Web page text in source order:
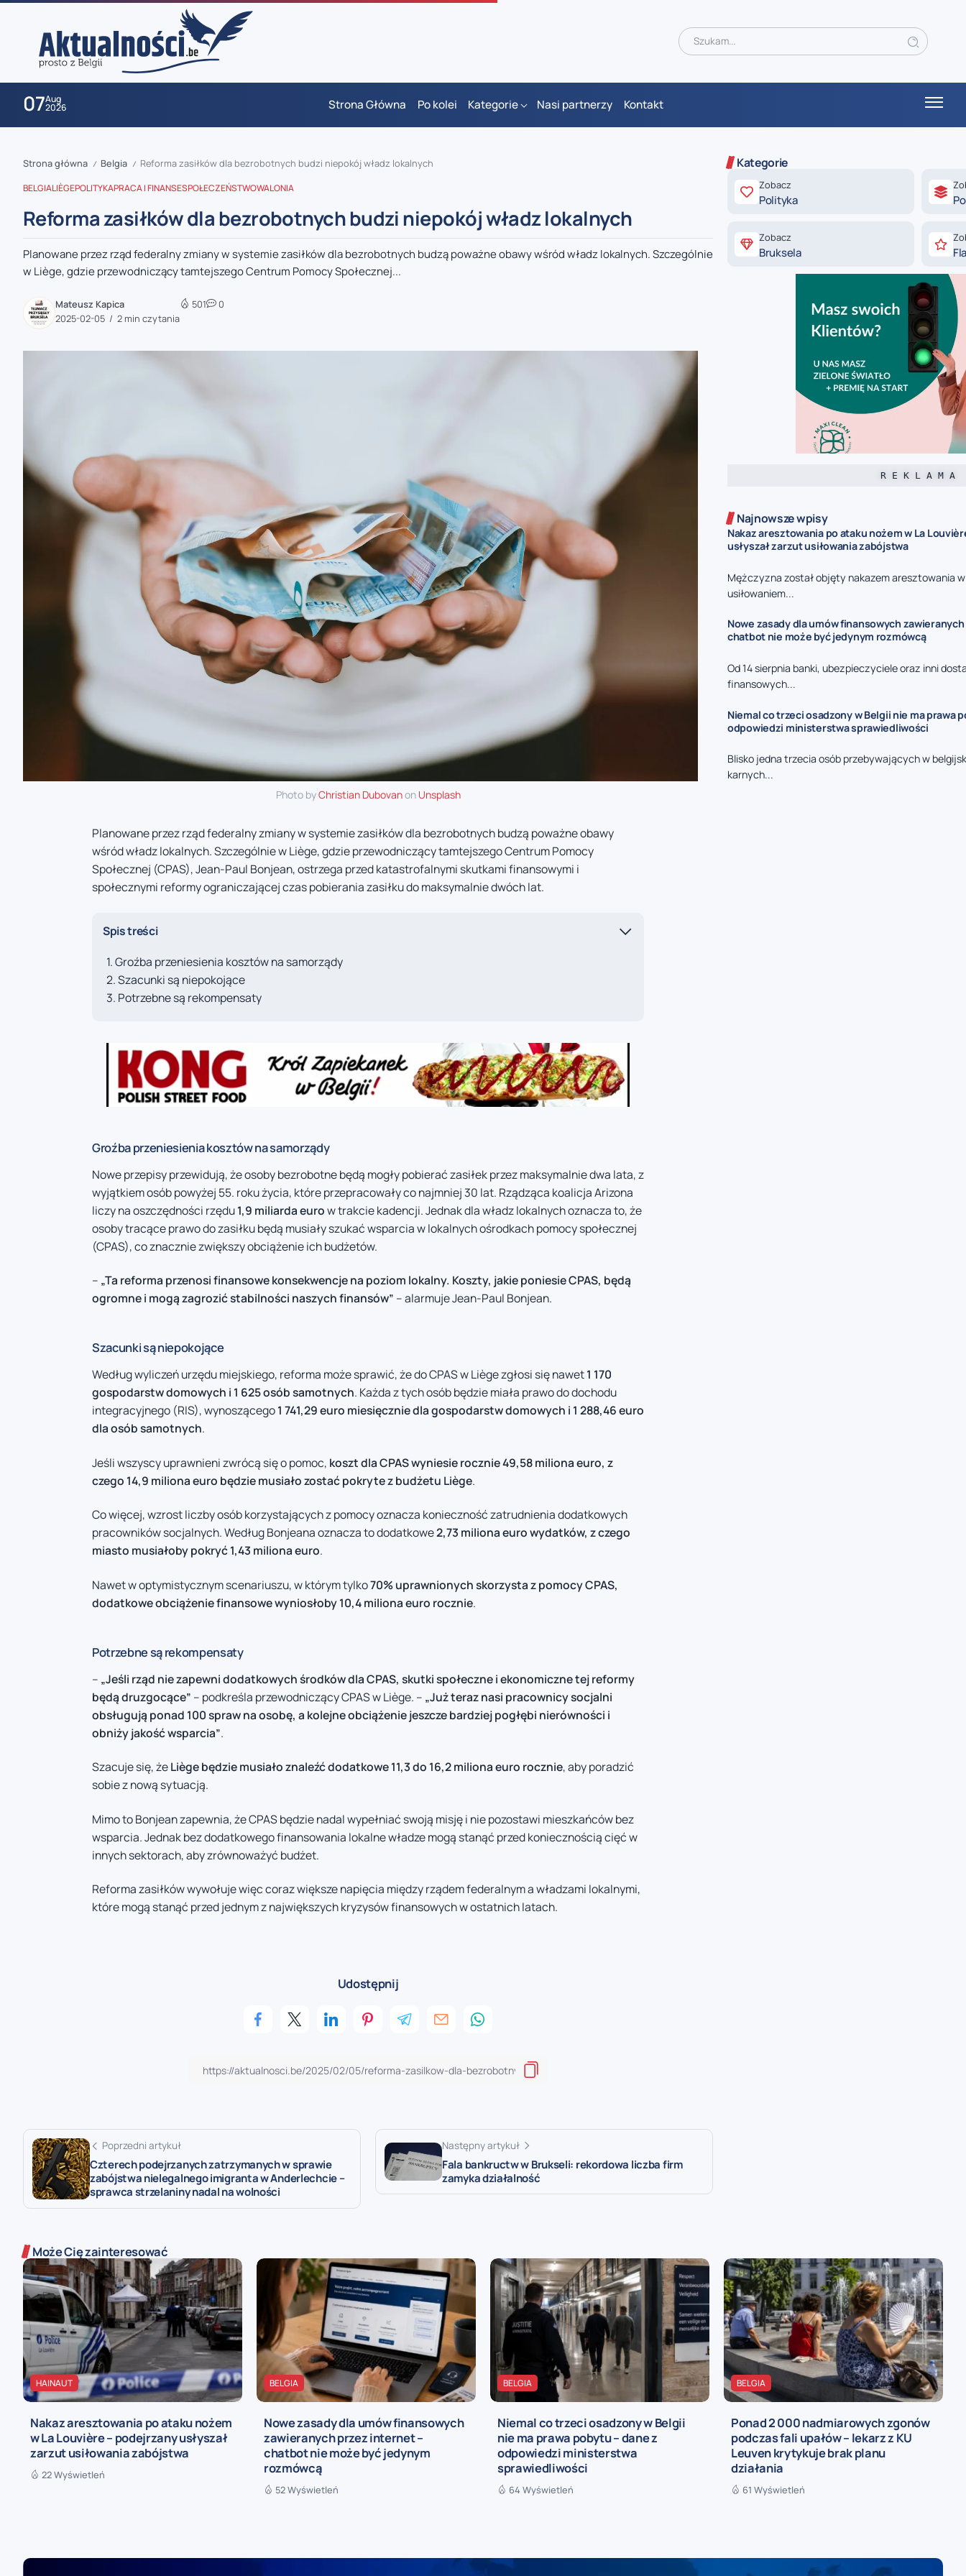
07Aug
2026 Strona Główna Po kolei Kategorie Nasi partnerzy Kontakt
zaobserwuj nas
zaobserwuj nas
zaobserwuj nas
Strona główna / Belgia / Reforma zasiłków dla bezrobotnych budzi niepokój władz lokalnych
BELGIALIÈGEPOLITYKAPRACA I FINANSESPOŁECZEŃSTWOWALONIA
Reforma zasiłków dla bezrobotnych budzi niepokój władz lokalnych
Planowane przez rząd federalny zmiany w systemie zasiłków dla bezrobotnych budzą poważne obawy wśród władz lokalnych. Szczególnie
w Liège, gdzie przewodniczący tamtejszego Centrum Pomocy Społecznej...
Mateusz Kapica
2025-02-05
2 min czytania
501 0
Photo byChristian Dubovanon Unsplash
Planowane przez rząd federalny zmiany w systemie zasiłków dla bezrobotnych budzą poważne obawy
wśród władz lokalnych. Szczególnie w Liège, gdzie przewodniczący tamtejszego Centrum Pomocy
Społecznej (CPAS), Jean-Paul Bonjean, ostrzega przed katastrofalnymi skutkami finansowymi i
społecznymi reformy ograniczającej czas pobierania zasiłku do maksymalnie dwóch lat.
Spis treści
Groźba przeniesienia kosztów na samorządy
Szacunki są niepokojące
Potrzebne są rekompensaty
Groźba przeniesienia kosztów na samorządy
Nowe przepisy przewidują, że osoby bezrobotne będą mogły pobierać zasiłek przez maksymalnie dwa lata, z
wyjątkiem osób powyżej 55. roku życia, które przepracowały co najmniej 30 lat. Rządząca koalicja Arizona
liczy na oszczędności rzędu1,9 miliarda eurow trakcie kadencji. Jednak dla władz lokalnych oznacza to, że
osoby tracące prawo do zasiłku będą musiały szukać wsparcia w lokalnych ośrodkach pomocy społecznej
(CPAS), co znacznie zwiększy obciążenie ich budżetów.
– „Ta reforma przenosi finansowe konsekwencje na poziom lokalny. Koszty, jakie poniesie CPAS, będą
ogromne i mogą zagrozić stabilności naszych finansów” – alarmuje Jean-Paul Bonjean.
Szacunki są niepokojące
Według wyliczeń urzędu miejskiego, reforma może sprawić, że do CPAS w Liège zgłosi się nawet1 170
gospodarstw domowych i 1 625 osób samotnych. Każda z tych osób będzie miała prawo do dochodu
integracyjnego (RIS), wynoszącego1 741,29 euro miesięcznie dla gospodarstw domowych i 1 288,46 euro
dla osób samotnych.
Jeśli wszyscy uprawnieni zwrócą się o pomoc, koszt dla CPAS wyniesie rocznie 49,58 miliona euro, z
czego 14,9 miliona euro będzie musiało zostać pokryte z budżetu Liège.
Co więcej, wzrost liczby osób korzystających z pomocy oznacza konieczność zatrudnienia dodatkowych
pracowników socjalnych. Według Bonjeana oznacza to dodatkowe2,73 miliona euro wydatków, z czego
miasto musiałoby pokryć 1,43 miliona euro.
Nawet w optymistycznym scenariuszu, w którym tylko70% uprawnionych skorzysta z pomocy CPAS,
dodatkowe obciążenie finansowe wyniosłoby 10,4 miliona euro rocznie.
Potrzebne są rekompensaty
– „Jeśli rząd nie zapewni dodatkowych środków dla CPAS, skutki społeczne i ekonomiczne tej reformy
będą druzgocące” – podkreśla przewodniczący CPAS w Liège. – „Już teraz nasi pracownicy socjalni
obsługują ponad 100 spraw na osobę, a kolejne obciążenie jeszcze bardziej pogłębi nierówności i
obniży jakość wsparcia”.
Szacuje się, żeLiège będzie musiało znaleźć dodatkowe 11,3 do 16,2 miliona euro rocznie, aby poradzić
sobie z nową sytuacją.
Mimo to Bonjean zapewnia, że CPAS będzie nadal wypełniać swoją misję i nie pozostawi mieszkańców bez
wsparcia. Jednak bez dodatkowego finansowania lokalne władze mogą stanąć przed koniecznością cięć w
innych sektorach, aby zrównoważyć budżet.
Reforma zasiłków wywołuje więc coraz większe napięcia między rządem federalnym a władzami lokalnymi,
które mogą stanąć przed jednym z największych kryzysów finansowych w ostatnich latach.
Udostępnij
Poprzedni artykuł
Czterech podejrzanych zatrzymanych w sprawie
zabójstwa nielegalnego imigranta w Anderlechcie –
sprawca strzelaniny nadal na wolności
Następny artykuł
Fala bankructw w Brukseli: rekordowa liczba firm
zamyka działalność
Kategorie
Zobacz
Polityka
Zobacz
Bruksela
R E K L A M A
Najnowsze wpisy
Nakaz aresztowania po ataku nożem w La
usłyszał zarzut usiłowania zabójstwa
Mężczyzna został objęty nakazem aresztowania
usiłowaniem...
Nowe zasady dla umów finansowych
chatbot nie może być jedynym rozmówcą
Od 14 sierpnia banki, ubezpieczyciele oraz inni
finansowych...
Niemal co trzeci osadzony w Belgii nie ma prawa
odpowiedzi ministerstwa sprawiedliwości
Blisko jedna trzecia osób przebywających w
karnych...
Może Cię zainteresować
HAINAUT
Nakaz aresztowania po ataku nożem
w La Louvière – podejrzany usłyszał
zarzut usiłowania zabójstwa
22 Wyświetleń
BELGIA
Nowe zasady dla umów finansowych
zawieranych przez internet –
chatbot nie może być jedynym
rozmówcą
52 Wyświetleń
BELGIA
Niemal co trzeci osadzony w Belgii
nie ma prawa pobytu – dane z
odpowiedzi ministerstwa
sprawiedliwości
64 Wyświetleń
BELGIA
Ponad 2 000 nadmiarowych zgonów
podczas fali upałów – lekarz z KU
Leuven krytykuje brak planu
działania
61 Wyświetleń